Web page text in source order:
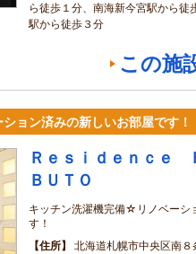
ら徒歩１分、南海新今宮駅から徒
駅から徒歩３分
この施
ョン済みの新しいお部屋です！
Ｒｅｓｉｄｅｎｃｅ
ＢＵＴＯ
キッチン洗濯機完備☆リノベーシ
す！
住所
北海道札幌市中央区南